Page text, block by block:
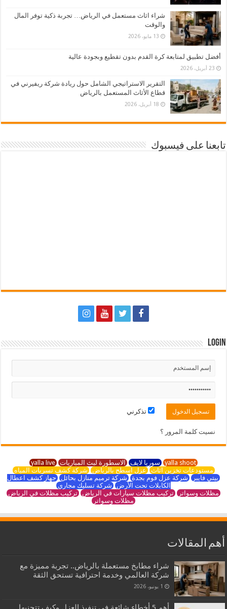
شراء اثاث مستعمل في الرياض… تجربة ذكية توفر المال
والوقت
13 مايو، 2026
أفضل تطبيق لمتابعة كرة القدم بدون تقطيع وبجودة عالية
23 أبريل، 2026
التقرير الاستراتيجي الشامل حول ريادة شركة ريفيرني في
قطاع الأثاث المستعمل بالرياض
18 أبريل، 2026
تابعنا على فيسبوك
Login
تذكرني
نسيت كلمة المرور ؟
yalla shoot سوريا لايف الاسطورة لبث المباريات yalla live
مستودعات تخزين اثاث عزل اسطح بالرياض شركة كشف تسربات المياه
بيتي فايبر شركة عزل فوم بجدة شركة ترميم منازل بحائل جهاز كشف اعطال
الكابلات تحت الأرض شركة تسليك مجاري
مظلات وسواتر تركيب مظلات سيارات في الرياض تركيب مظلات في الرياض
مظلات وسواتر
أهم المقالات
شراء مطابخ مستعملة بالرياض.. تجربة مميزة مع
شركة العالمي وخدمة احترافية تستحق الثقة
1 يونيو، 2026